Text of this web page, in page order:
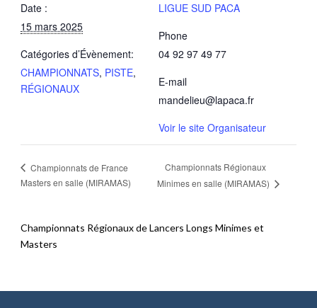
Date :
15 mars 2025
Catégories d’Évènement:
CHAMPIONNATS, PISTE,
RÉGIONAUX
LIGUE SUD PACA
Phone
04 92 97 49 77
E-mail
mandelieu@lapaca.fr
Voir le site Organisateur
Championnats de France
Masters en salle (MIRAMAS)
Championnats Régionaux
Minimes en salle (MIRAMAS)
Championnats Régionaux de Lancers Longs Minimes et
Masters